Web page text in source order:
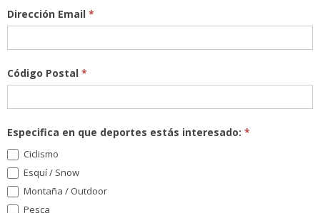
Dirección Email *
Código Postal *
Especifica en que deportes estás interesado: *
Ciclismo
Esquí / Snow
Montaña / Outdoor
Pesca